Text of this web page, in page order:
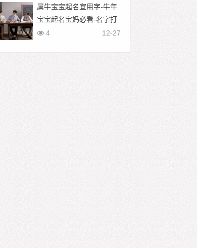
属牛宝宝起名宜用字-牛年
宝宝起名宝妈必看-名字打
分测试:牛鸿越
12-27
4